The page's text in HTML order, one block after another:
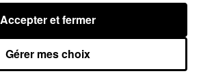
7 août 2026
Gérer mes choix
Accepter et fermer